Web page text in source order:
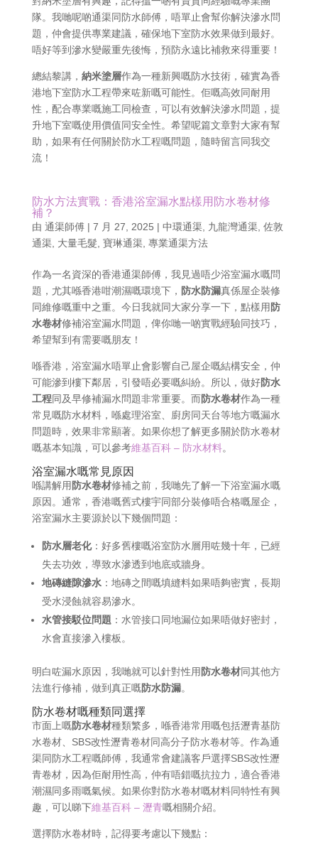
隊。我哋呢啲通渠同防水師傅，唔單止會幫你解決滲水問
題，仲會提供專業建議，確保地下室防水效果做到最好。
唔好等到滲水變嚴重先後悔，預防永遠比補救來得重要！
總結黎講， 納米塗層作為一種新興嘅防水技術，確實為香
港地下室防水工程帶來咗新嘅可能性。佢嘅高效同耐用
性，配合專業嘅施工同檢查，可以有效解決滲水問題，提
升地下室嘅使用價值同安全性。希望呢篇文章對大家有幫
助，如果有任何關於防水工程嘅問題，隨時留言同我交
流！
防水方法實戰：香港浴室漏水點樣用防水卷材修
補？
由 通渠師傅| 7 月 27, 2025 | 中環通渠, 九龍灣通渠, 佐敦
通渠, 大量毛髮 寶琳通渠, 專業通渠方法
作為一名資深的香港通渠師傅，我見過唔少浴室漏水嘅問
題，尤其喺香港咁潮濕嘅環境下， 防水防漏真係屋企裝修
同維修嘅重中之重。今日我就同大家分享一下，點樣用 防
水卷材修補浴室漏水問題，俾你哋一啲實戰經驗同技巧，
希望幫到有需要嘅朋友！
喺香港，浴室漏水唔單止會影響自己屋企嘅結構安全，仲
可能滲到樓下鄰居，引發唔必要嘅糾紛。所以，做好防水
工程同及早修補漏水問題非常重要。而防水卷材作為一種
常見嘅防水材料，喺處理浴室、廚房同天台等地方嘅漏水
問題時，效果非常顯著。如果你想了解更多關於防水卷材
嘅基本知識，可以參考維基百科 – 防水材料。
浴室漏水嘅常見原因
喺講解用 防水卷材修補之前，我哋先了解一下浴室漏水嘅
原因。通常，香港嘅舊式樓宇同部分裝修唔合格嘅屋企，
浴室漏水主要源於以下幾個問題：
防水層老化：好多舊樓嘅浴室防水層用咗幾十年，已經
失去功效，導致水滲透到地底或牆身。
地磚縫隙滲水：地磚之間嘅填縫料如果唔夠密實，長期
受水浸蝕就容易滲水。
水管接駁位問題 ：水管接口同地漏位如果唔做好密封，
水會直接滲入樓板。
明白咗漏水原因，我哋就可以針對性用 防水卷材同其他方
法進行修補，做到真正嘅防水防漏。
防水卷材嘅種類同選擇
市面上嘅防水卷材種類繁多，喺香港常用嘅包括瀝青基防
水卷材、SBS改性瀝青卷材同高分子防水卷材等。作為通
渠同防水工程嘅師傅，我通常會建議客戶選擇SBS改性瀝
青卷材，因為佢耐用性高，仲有唔錯嘅抗拉力，適合香港
潮濕同多雨嘅氣候。如果你對防水卷材嘅材料同特性有興
趣，可以睇下維基百科 – 瀝青嘅相關介紹。
選擇防水卷材時，記得要考慮以下幾點：